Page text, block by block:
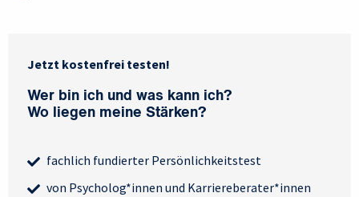
Jetzt kostenfrei testen!
Wer bin ich und was kann ich?
Wo liegen meine Stärken?
fachlich fundierter Persönlichkeitstest
von Psycholog*innen und Karriereberater*innen